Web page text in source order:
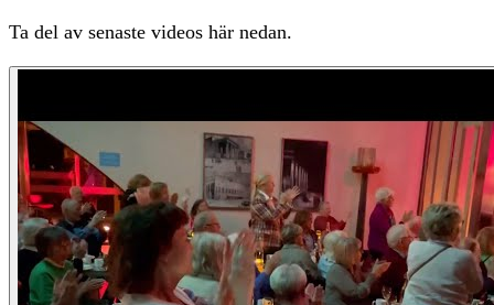
Ta del av senaste videos här nedan.